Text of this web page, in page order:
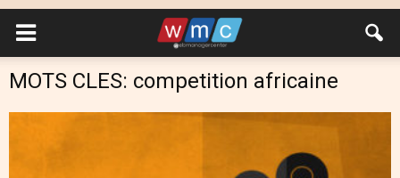
MOTS CLES: competition africaine